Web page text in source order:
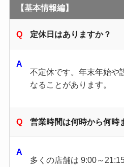
【基本情報編】
定休日はありますか？
不定休です。年末年始や
なることがあります。
営業時間は何時から何時
多くの店舗は 9:00～